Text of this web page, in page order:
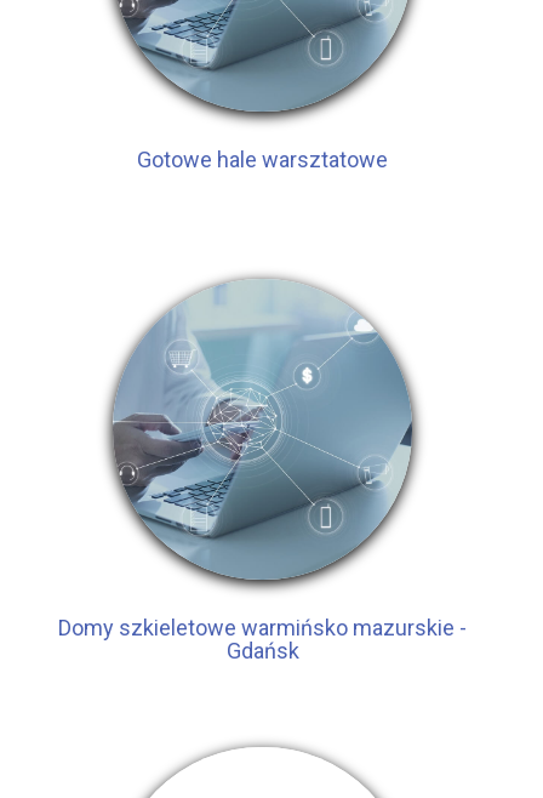
Gotowe hale warsztatowe
Domy szkieletowe warmińsko mazurskie -
Gdańsk